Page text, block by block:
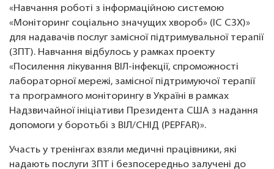
«Навчання роботі з інформаційною системою
«Моніторинг соціально значущих хвороб» (ІС СЗХ)»
для надавачів послуг замісної підтримувальної терапії
(ЗПТ). Навчання відбулось у рамках проекту
«Посилення лікування ВІЛ-інфекції, спроможності
лабораторної мережі, замісної підтримуючої терапії
та програмного моніторингу в Україні в рамках
Надзвичайної ініціативи Президента США з надання
допомоги у боротьбі з ВІЛ/СНІД (PEPFAR)».
Участь у тренінгах взяли медичні працівники, які
надають послуги ЗПТ і безпосередньо залучені до